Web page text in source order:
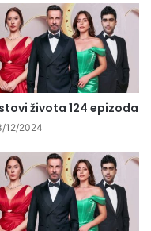
života 124 epizoda
12/2024